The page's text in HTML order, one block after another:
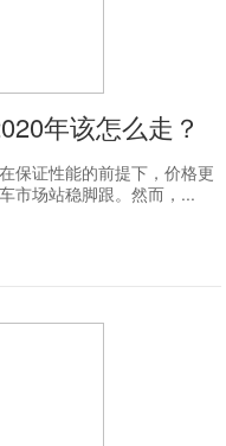
年该怎么走？
保证性能的前提下，价格更
市场站稳脚跟。然而，...